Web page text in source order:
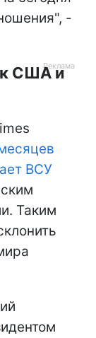
-
США и
ВСУ
Таким